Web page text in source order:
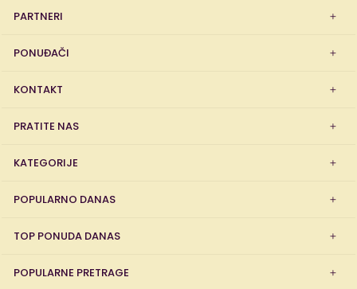
PARTNERI
PONUĐAČI
KONTAKT
PRATITE NAS
KATEGORIJE
POPULARNO DANAS
TOP PONUDA DANAS
POPULARNE PRETRAGE